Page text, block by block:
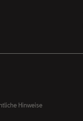
Hinweise